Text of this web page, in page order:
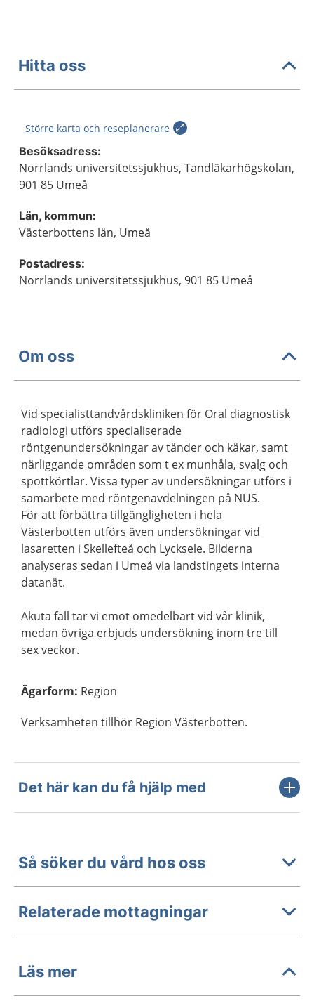
Hitta oss
Större karta och reseplanerare
Besöksadress:
Norrlands universitetssjukhus, Tandläkarhögskolan,
901 85 Umeå
Län, kommun:
Västerbottens län, Umeå
Postadress:
Norrlands universitetssjukhus, 901 85 Umeå
Om oss
Vid specialisttandvårdskliniken för Oral diagnostisk
radiologi utförs specialiserade
röntgenundersökningar av tänder och käkar, samt
närliggande områden som t ex munhåla, svalg och
spottkörtlar. Vissa typer av undersökningar utförs i
samarbete med röntgenavdelningen på NUS.
För att förbättra tillgängligheten i hela
Västerbotten utförs även undersökningar vid
lasaretten i Skellefteå och Lycksele. Bilderna
analyseras sedan i Umeå via landstingets interna
datanät.
Akuta fall tar vi emot omedelbart vid vår klinik,
medan övriga erbjuds undersökning inom tre till
sex veckor.
Ägarform: Region
Verksamheten tillhör Region Västerbotten.
Det här kan du få hjälp med
Så söker du vård hos oss
Relaterade mottagningar
Läs mer